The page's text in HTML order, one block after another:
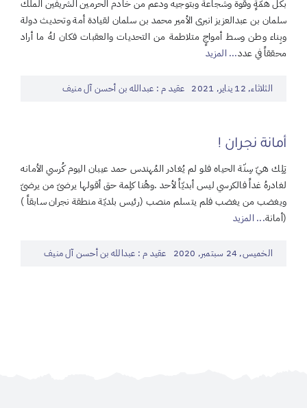
بكل همّةٍ وقوة وشجاعة وبتوجيه ودعم من خادم الحرمين الشريفين الملك
سلمان بن عبدالعزيز انبرى الأمير محمد بن سلمان لقيادة أمة وتحديث دولة
وبِناء وطن وسط أمواجٍ متلاطمة من التحديات والعقبات فكان لهُ ما أراد
محققاً في عدد... المزيد
الثلاثاء, 12 يناير, 2021 عقيد م : عبدالله بن أحسن آل منيف
أمانة نجران !
تِلِك هيّ سِنّة الحياه فلو لم يُغادر المُهندس حمد عيبان اليوم كُرسي الأمانه
لغادرهُ غداً فالكرسي ليس أبديّاً لأحد .وهُنا كلِمة حق أقولها يرضىّ من يرضىّ
ويغضب من يغضب فلم يتسلم منصب (رئيس بلديّة منطقة نجران سابقاً )
(أمانة... المزيد
الخميس, 24 سبتمبر, 2020 عقيد م : عبدالله بن أحسن آل منيف